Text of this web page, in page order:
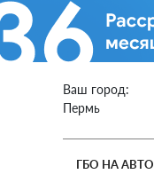
Ваш город:
Пермь
ГБО НА АВТО